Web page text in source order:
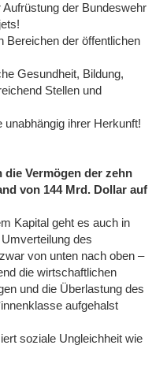
der Bundeswehr
Bereichen der öffentlichen
Gesundheit, Bildung,
Stellen und
ihrer Herkunft!
die Vermögen der zehn
von 144 Mrd. Dollar auf
Kapital geht es auch in
des
von unten nach oben –
die wirtschaftlichen
und die Überlastung des
aufgehalst
soziale Ungleichheit wie